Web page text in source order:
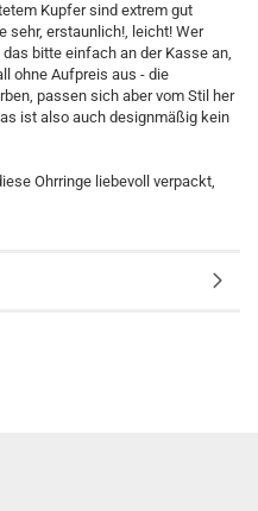
Kupfer sind extrem gut
sehr, erstaunlich!, leicht! Wer
bitte einfach an der Kasse an,
ohne Aufpreis aus - die
passen sich aber vom Stil her
ist also auch designmäßig kein
Ohrringe liebevoll verpackt,